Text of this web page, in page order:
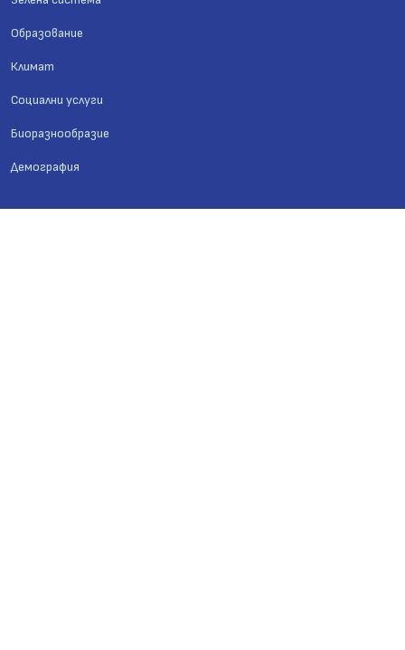
Образование
Климат
Социални услуги
Биоразнообразие
Демография